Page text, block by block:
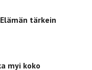
tärkein
myi koko